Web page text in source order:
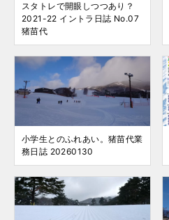
スタトレで開眼しつつあり？
2021-22 イントラ日誌 No.07
猪苗代
小学生とのふれあい。猪苗代業
務日誌 20260130